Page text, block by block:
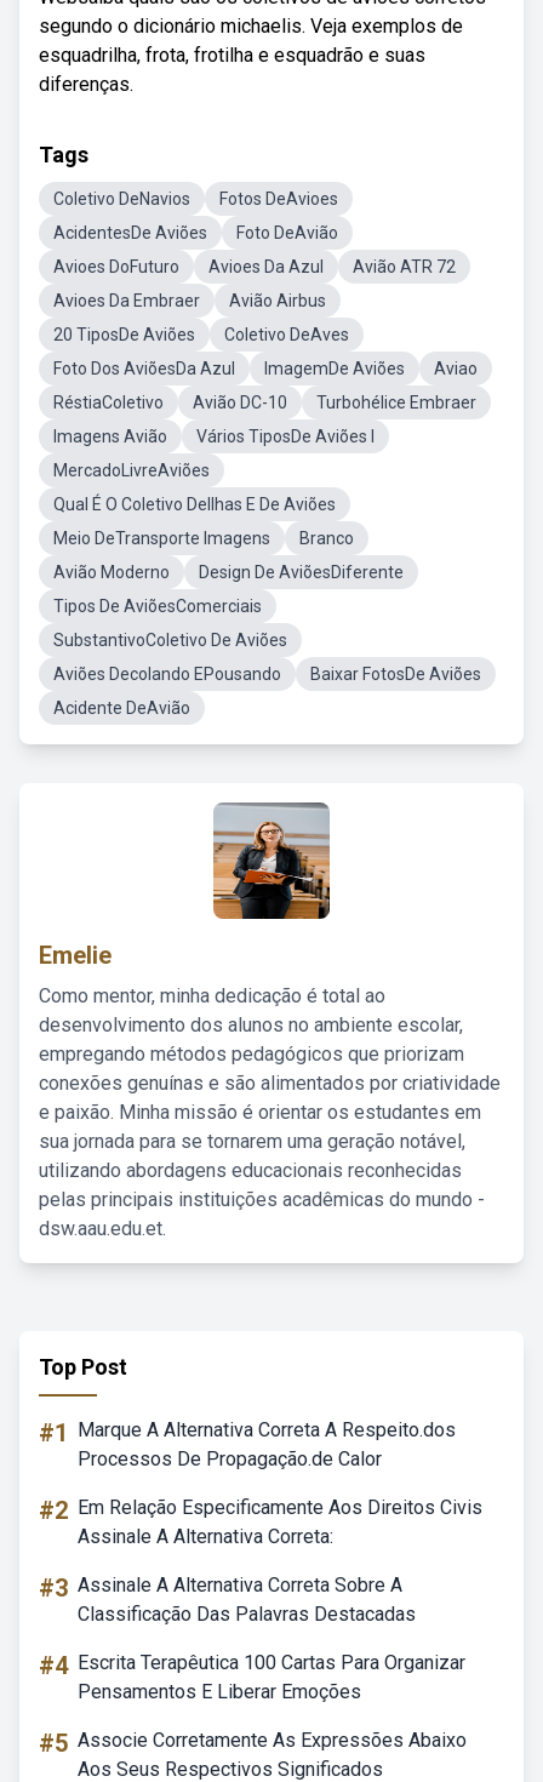
segundo o dicionário michaelis. Veja exemplos de
esquadrilha, frota, frotilha e esquadrão e suas
diferenças.
Tags
Coletivo DeNavios
Fotos DeAvioes
AcidentesDe Aviões
Foto DeAvião
Avioes DoFuturo
Avioes Da Azul
Avião ATR 72
Avioes Da Embraer
Avião Airbus
20 TiposDe Aviões
Coletivo DeAves
Foto Dos AviõesDa Azul
ImagemDe Aviões
Aviao
RéstiaColetivo
Avião DC-10
Turbohélice Embraer
Imagens Avião
Vários TiposDe Aviões I
MercadoLivreAviões
Qual É O Coletivo DeIlhas E De Aviões
Meio DeTransporte Imagens
Branco
Avião Moderno
Design De AviõesDiferente
Tipos De AviõesComerciais
SubstantivoColetivo De Aviões
Aviões Decolando EPousando
Baixar FotosDe Aviões
Acidente DeAvião
Emelie
Como mentor, minha dedicação é total ao
desenvolvimento dos alunos no ambiente escolar,
empregando métodos pedagógicos que priorizam
conexões genuínas e são alimentados por criatividade
e paixão. Minha missão é orientar os estudantes em
sua jornada para se tornarem uma geração notável,
utilizando abordagens educacionais reconhecidas
pelas principais instituições acadêmicas do mundo -
dsw.aau.edu.et.
Top Post
#1
Marque A Alternativa Correta A Respeito.dos
Processos De Propagação.de Calor
#2 Em Relação Especificamente Aos Direitos Civis
Assinale A Alternativa Correta:
#3 Assinale A Alternativa Correta Sobre A
Classificação Das Palavras Destacadas
#4 Escrita Terapêutica 100 Cartas Para Organizar
Pensamentos E Liberar Emoções
#5 Associe Corretamente As Expressões Abaixo
Aos Seus Respectivos Significados